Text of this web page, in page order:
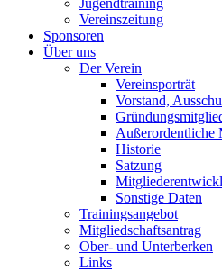
Vereinszeitung
Sponsoren
Über uns
Der Verein
Vereinsporträt
Vorstand,
Außerordentliche
Historie
Satzung
Sonstige Daten
Trainingsangebot
Mitgliedschaftsantrag
Ober- und Unterberken
Links